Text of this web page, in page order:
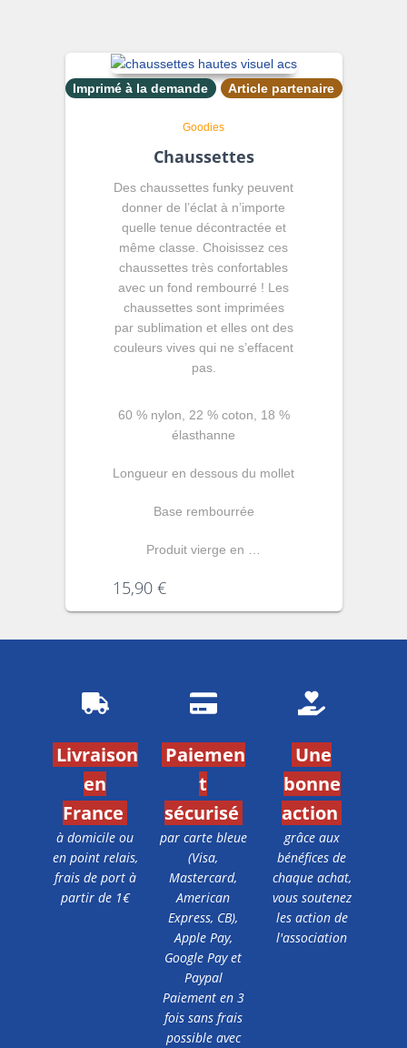
Imprimé à la demande Article partenaire
Goodies
Chaussettes
Des chaussettes funky peuvent
donner de l’éclat à n’importe
quelle tenue décontractée et
même classe. Choisissez ces
chaussettes très confortables
avec un fond rembourré ! Les
chaussettes sont imprimées
par sublimation et elles ont des
couleurs vives qui ne s’effacent
pas.
60 % nylon, 22 % coton, 18 %
élasthanne
Longueur en dessous du mollet
Base rembourrée
Produit vierge en …
15,90 €
Livraison
en
France
à domicile ou
en point relais,
frais de port à
partir de 1€
Paiemen
t
sécurisé
par carte bleue
(Visa,
Mastercard,
American
Express, CB),
Apple Pay,
Google Pay et
Paypal
Paiement en 3
fois sans frais
possible avec
Une
bonne
action
grâce aux
bénéfices de
chaque achat,
vous soutenez
les action de
l'association